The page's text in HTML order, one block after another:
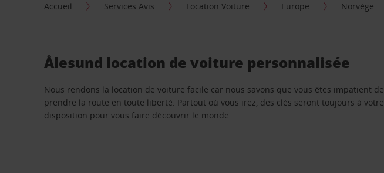
Accueil Services Avis Location Voiture Europe Norvège
Ålesund location de voiture personnalisée
Nous rendons la location de voiture facile car nous savons que vous êtes impatient de
prendre la route en toute liberté. Partout où vous irez, des clés seront toujours à votre
disposition pour vous faire découvrir le monde.